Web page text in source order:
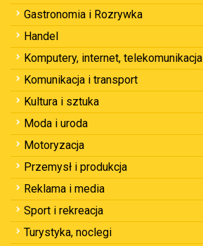
Gastronomia i Rozrywka
Handel
Komputery, internet, telekomunikacja
Komunikacja i transport
Kultura i sztuka
Moda i uroda
Motoryzacja
Przemysł i produkcja
Reklama i media
Sport i rekreacja
Turystyka, noclegi